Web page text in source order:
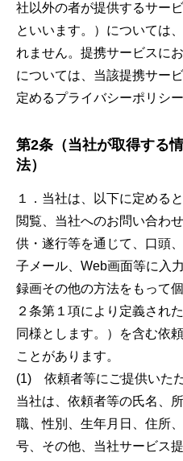
社以外の者が提供するサー
といいます。）については
れません。提携サービスに
については、当該提携サー
定めるプライバシーポリシ
第2条（当社が取得する
法）
１．当社は、以下に定める
閲覧、当社へのお問い合わ
供・遂行等を通じて、口頭
子メール、Web画面等に入
録画その他の方法をもって
２条第１項により定義され
同様とします。）を含む依
ことがあります。
(1) 依頼者等にご提供いた
当社は、依頼者等の氏名、
職、性別、生年月日、住所
号、その他、当社サービス